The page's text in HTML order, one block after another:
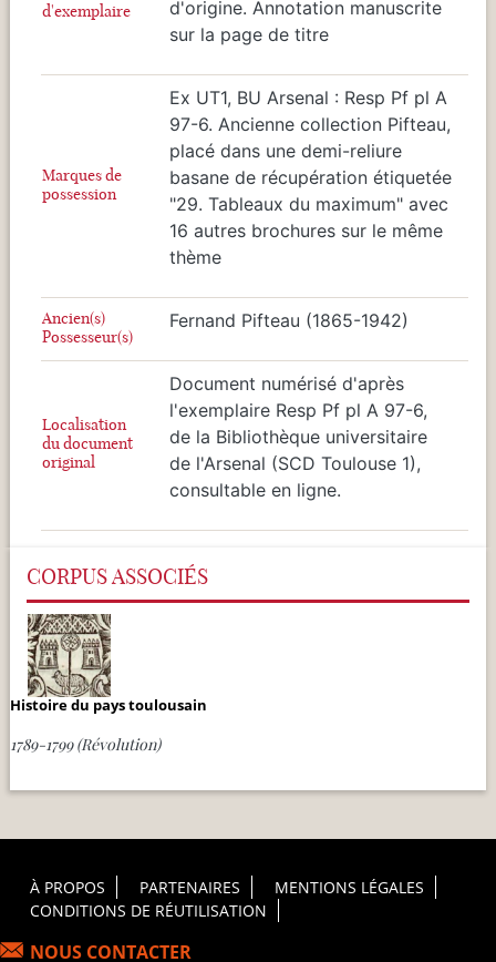
d'exemplaire
d'origine. Annotation manuscrite
sur la page de titre
Marques de
possession
Ex UT1, BU Arsenal : Resp Pf pl A
97-6. Ancienne collection Pifteau,
placé dans une demi-reliure
basane de récupération étiquetée
"29. Tableaux du maximum" avec
16 autres brochures sur le même
thème
Ancien(s)
Possesseur(s)
Fernand Pifteau (1865-1942)
Localisation
du document
original
Document numérisé d'après
l'exemplaire Resp Pf pl A 97-6,
de la Bibliothèque universitaire
de l'Arsenal (SCD Toulouse 1),
consultable en ligne.
CORPUS ASSOCIÉS
Histoire du pays toulousain
1789-1799 (Révolution)
Footer Principal
À PROPOS PARTENAIRES
MENTIONS LÉGALES
CONDITIONS DE RÉUTILISATION
NOUS CONTACTER